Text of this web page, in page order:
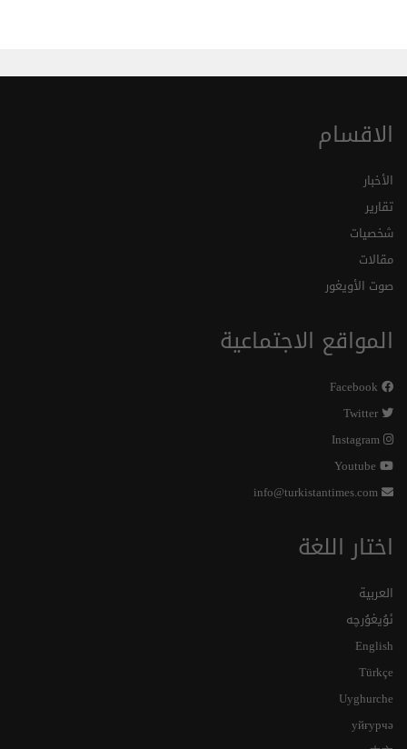
الاقسام
الأخبار
تقارير
شخصيات
مقالات
صوت الأويغور
المواقع الاجتماعية
اختار اللغة
العربية
ئۇيغۇرچە
English
Türkçe
Uyghurche
уйғурчә